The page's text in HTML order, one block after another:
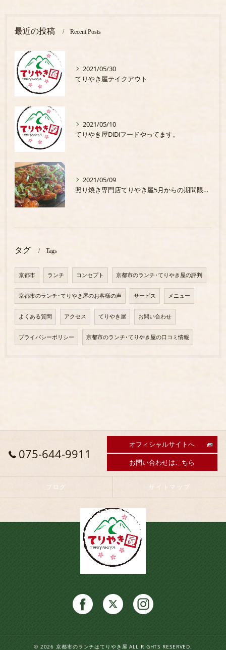
最近の投稿 Recent Posts
2021/05/30
てりやき屋テイクアウト
2021/05/10
てりやき屋DiDiフードやってます。
2021/05/09
照り焼き専門店てりやき屋5月からの期間限定商品
タグ Tags
京都市 ランチ コンセプト 京都市のランチ･てりやき屋の評判
京都市のランチ･てりやき屋のお客様の声 サービス メニュー
よくある質問 アクセス てりやき屋 お問い合わせ
プライバシーポリシー 京都市のランチ･てりやき屋の口コミ情報
075-644-9911
オフィシャルサイトへ
お問い合わせはこちら
ブログ サイトマップ
© 2026 京都市のランチはてりやき屋 ALL RIGHTS RESERVED.